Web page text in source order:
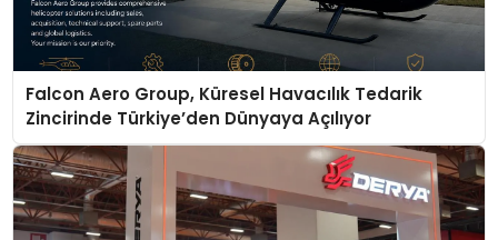
Falcon Aero Group, Küresel Havacılık Tedarik
Zincirinde Türkiye’den Dünyaya Açılıyor